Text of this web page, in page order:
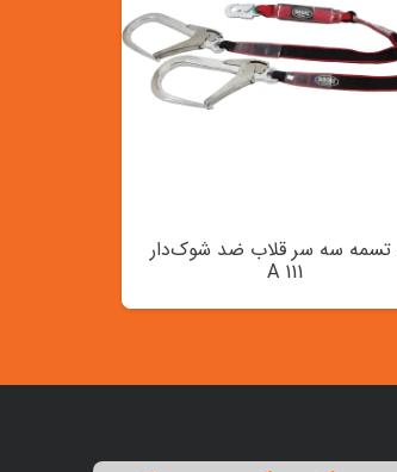
تسمه سه سر قلاب ضد شوک‌دار
A 111